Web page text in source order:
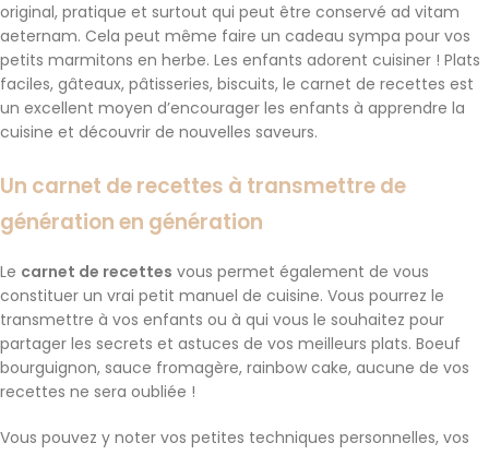
original, pratique et surtout qui peut être conservé ad vitam
aeternam. Cela peut même faire un cadeau sympa pour vos
petits marmitons en herbe. Les enfants adorent cuisiner ! Plats
faciles, gâteaux, pâtisseries, biscuits, le carnet de recettes est
un excellent moyen d’encourager les enfants à apprendre la
cuisine et découvrir de nouvelles saveurs.
Un carnet de recettes à transmettre de
génération en génération
Le carnet de recettes vous permet également de vous
constituer un vrai petit manuel de cuisine. Vous pourrez le
transmettre à vos enfants ou à qui vous le souhaitez pour
partager les secrets et astuces de vos meilleurs plats. Boeuf
bourguignon, sauce fromagère, rainbow cake, aucune de vos
recettes ne sera oubliée !
Vous pouvez y noter vos petites techniques personnelles, vos